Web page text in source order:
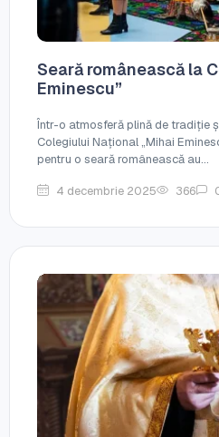
Seară românească la
Eminescu”
Într-o atmosferă plină de tradiție
Colegiului Național „Mihai
pentru o seară românească au...
4 decembrie 2025 366